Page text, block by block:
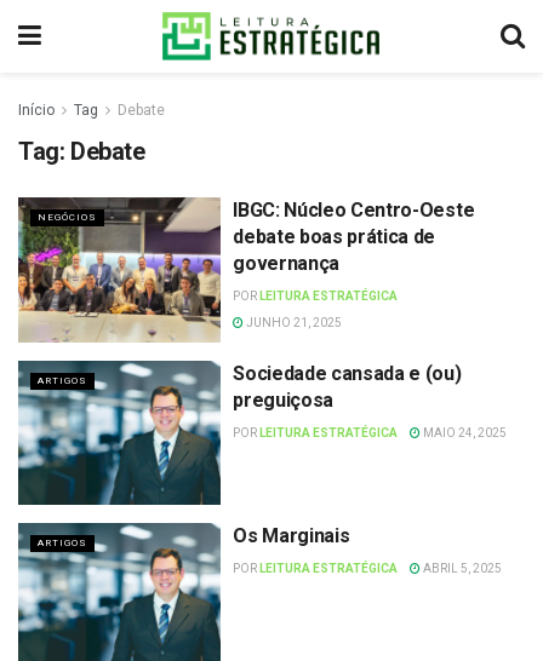
Início Tag Debate
Tag: Debate
NEGÓCIOS
IBGC: Núcleo Centro-Oeste
debate boas prática de
governança
POR LEITURA ESTRATÉGICA
JUNHO 21, 2025
ARTIGOS
Sociedade cansada e (ou)
preguiçosa
POR LEITURA ESTRATÉGICA MAIO 24, 2025
ARTIGOS Os Marginais
POR LEITURA ESTRATÉGICA ABRIL 5, 2025